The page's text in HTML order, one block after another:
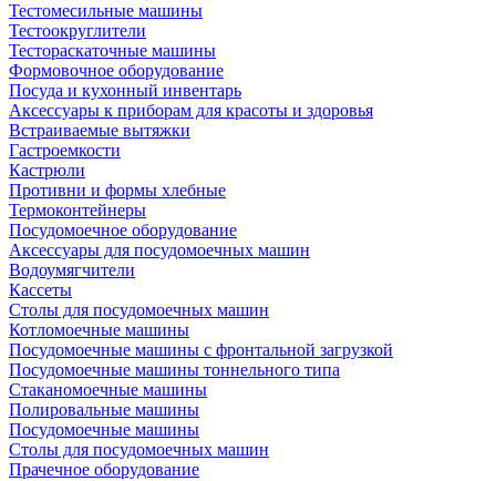
Тестомесильные машины
Тестоокруглители
Тестораскаточные машины
Формовочное оборудование
Посуда и кухонный инвентарь
Аксессуары к приборам для красоты и здоровья
Встраиваемые вытяжки
Гастроемкости
Кастрюли
Противни и формы хлебные
Термоконтейнеры
Посудомоечное оборудование
Аксессуары для посудомоечных машин
Водоумягчители
Кассеты
Столы для посудомоечных машин
Котломоечные машины
Посудомоечные машины с фронтальной загрузкой
Посудомоечные машины тоннельного типа
Стаканомоечные машины
Полировальные машины
Посудомоечные машины
Столы для посудомоечных машин
Прачечное оборудование